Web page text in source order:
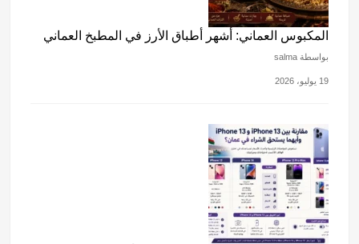
المكبوس العماني: أشهر أطباق الأرز في المطبخ العماني
بواسطة salma
19 يوليو، 2026